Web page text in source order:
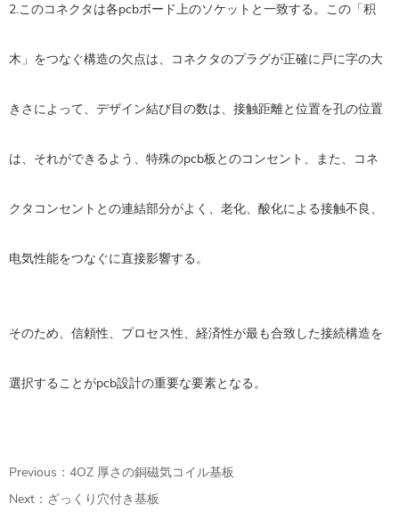
2.このコネクタは各pcbボード上のソケットと一致する。この「积
木」をつなぐ構造の欠点は、コネクタのプラグが正確に戸に字の大
きさによって、デザイン結び目の数は、接触距離と位置を孔の位置
は、それができるよう、特殊のpcb板とのコンセント、また、コネ
クタコンセントとの連結部分がよく、老化、酸化による接触不良、
电気性能をつなぐに直接影響する。
そのため、信頼性、プロセス性、経済性が最も合致した接続構造を
選択することがpcb設計の重要な要素となる。
Previous： 4OZ 厚さの銅磁気コイル基板
Next： ざっくり穴付き基板